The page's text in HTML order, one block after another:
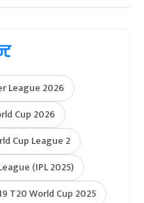
League 2026
Cup 2026
Cup League 2
(IPL 2025)
T20 World Cup 2025